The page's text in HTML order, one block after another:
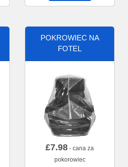
POKROWIEC NA
FOTEL
£7.98 - cana za
pokorowiec